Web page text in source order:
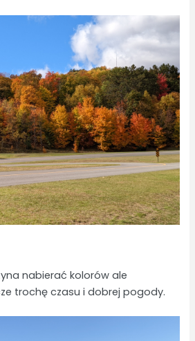
nabierać kolorów ale
trochę czasu i dobrej pogody.